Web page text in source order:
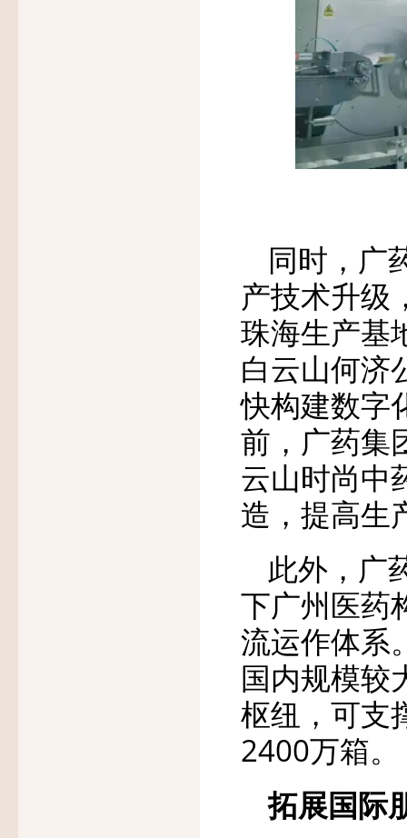
同时，广
产技术升级
珠海生产基
白云山何济
快构建数字
前，广药集
云山时尚中
造，提高生
此外，广
下广州医药
流运作体系
国内规模较
枢纽，可支
2400万箱。
拓展国际